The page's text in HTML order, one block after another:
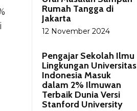
Rumah Tangga di
Jakarta
12 November 2024
Pengajar Sekolah Ilmu
Lingkungan Universitas
Indonesia Masuk
dalam 2% Ilmuwan
Terbaik Dunia Versi
Stanford University